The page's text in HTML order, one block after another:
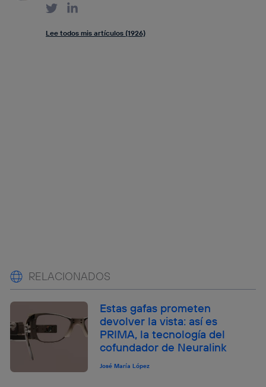
Lee todos mis artículos (1926)
RELACIONADOS
Estas gafas prometen
devolver la vista: así es
PRIMA, la tecnología del
cofundador de Neuralink
José María López